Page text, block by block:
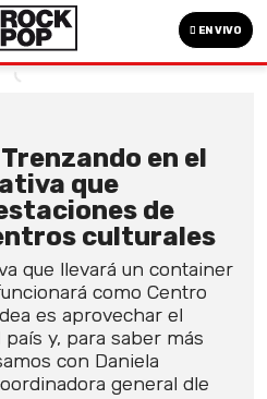
EN VIVO
en el
que
de
culturales
que llevará un container
como Centro
es aprovechar el
y, para saber más
con Daniela
general dle